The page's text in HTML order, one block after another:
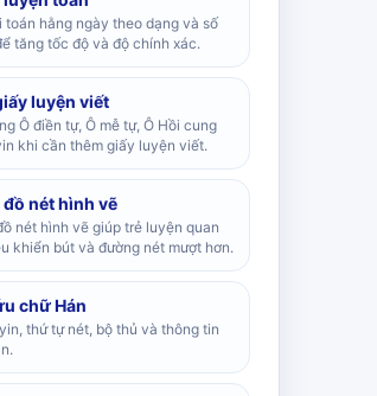
toán hằng ngày theo dạng và số
tăng tốc độ và độ chính xác.
luyện viết
Ô điền tự, Ô mễ tự, Ô Hồi cung
khi cần thêm giấy luyện viết.
đồ nét hình vẽ
nét hình vẽ giúp trẻ luyện quan
khiển bút và đường nét mượt hơn.
chữ Hán
thứ tự nét, bộ thủ và thông tin